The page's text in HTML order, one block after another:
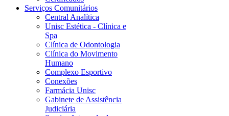
Serviços Comunitários
Central Analítica
Unisc Estética - Clínica e
Spa
Clínica de Odontologia
Clínica do Movimento
Humano
Complexo Esportivo
Conexões
Farmácia Unisc
Gabinete de Assistência
Judiciária